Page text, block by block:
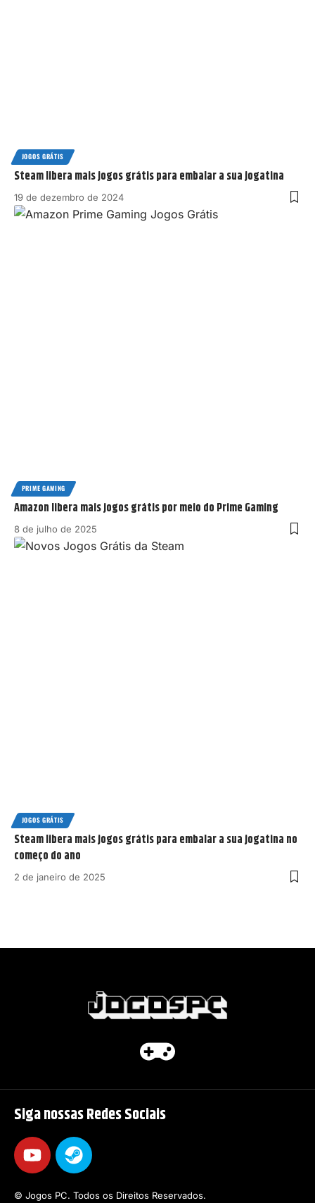
JOGOS GRÁTIS
Steam libera mais jogos grátis para embalar a sua jogatina
19 de dezembro de 2024
PRIME GAMING
Amazon libera mais jogos grátis por meio do Prime Gaming
8 de julho de 2025
JOGOS GRÁTIS
Steam libera mais jogos grátis para embalar a sua jogatina no
começo do ano
2 de janeiro de 2025
Siga nossas Redes Sociais
© Jogos PC. Todos os Direitos Reservados.